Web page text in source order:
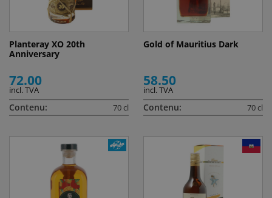
Planteray XO 20th
Anniversary
72.00
incl. TVA
Contenu: 70 cl
Gold of Mauritius Dark
58.50
incl. TVA
Contenu: 70 cl